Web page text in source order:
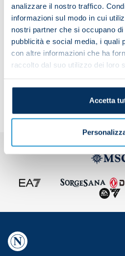
analizzare il nostro traffico.
informazioni sul modo in cui
nostri partner che si occupano
pubblicità e social media, i quali
con altre informazioni che ha
raccolto dal suo utilizzo dei loro
Accetta
David Neres returned to the
Centre to continue his